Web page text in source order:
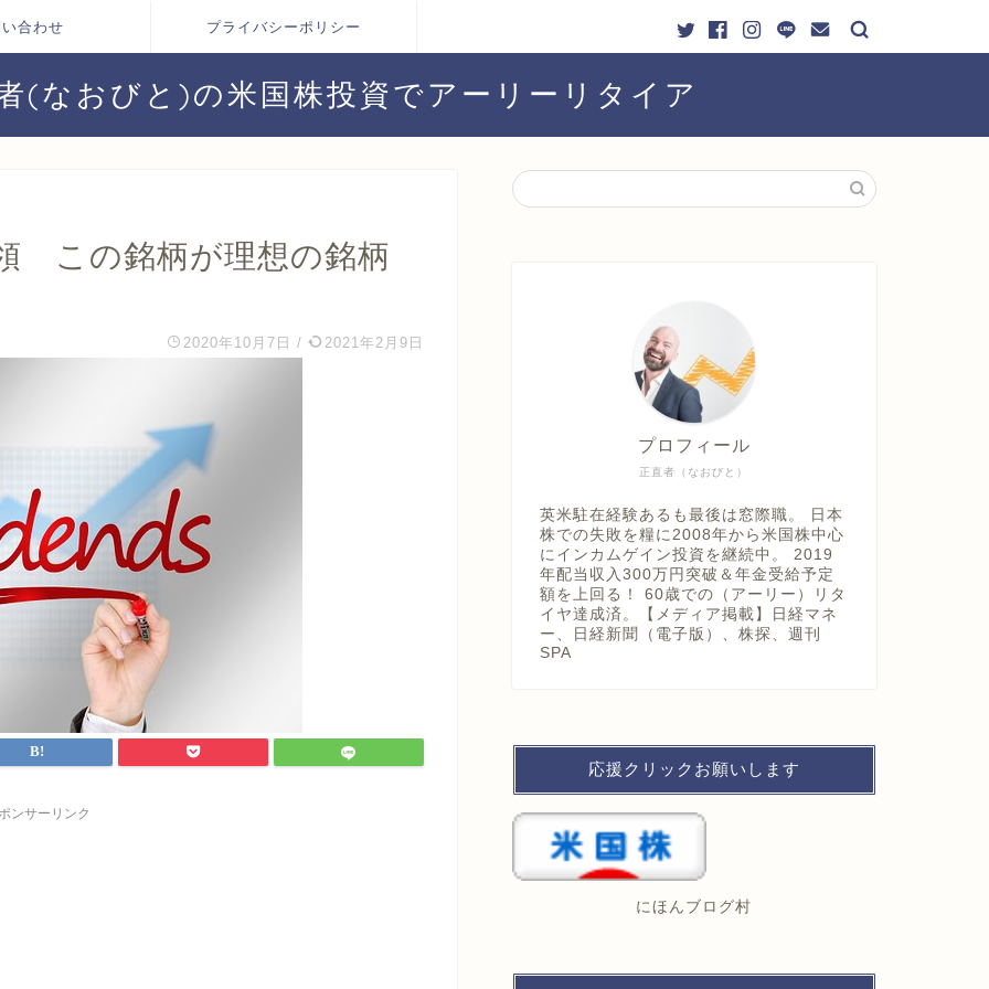
合わせ プライバシーポリシー
(なおびと)の米国株投資でアーリーリタイア
この銘柄が理想の銘柄
2020年10月7日 / 2021年2月9日
ンサーリンク
正直者（なおびと）
プロフィール
英米駐在経験あるも最後は窓際職。 日本
株での失敗を糧に2008年から米国株中心
にインカムゲイン投資を継続中。 2019
年配当収入300万円突破＆年金受給予定
額を上回る！ 60歳での（アーリー）リタ
イヤ達成済。【メディア掲載】日経マネ
ー、日経新聞（電子版）、株探、週刊
SPA
応援クリックお願いします
にほんブログ村